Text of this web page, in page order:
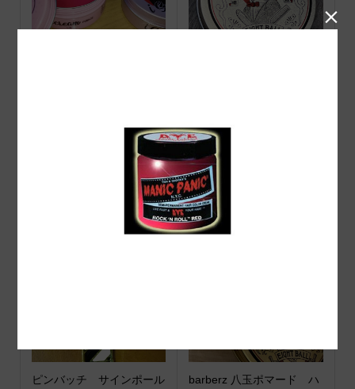
Suavecito Pomade ORIGI
Suavecito Firme(Strong)H
OLD Pomade スアベシー
ピンバッチ サインポール
barberz 八玉ポマード ハ
